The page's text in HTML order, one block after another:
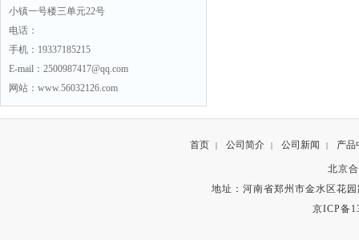
小镇一号楼三单元22号
电话：
手机：19337185215
E-mail：2500987417@qq.com
网站：www.56032126.com
首页 | 公司简介 | 公司新闻 | 产品
北京
地址：河南省郑州市金水区花
京ICP备